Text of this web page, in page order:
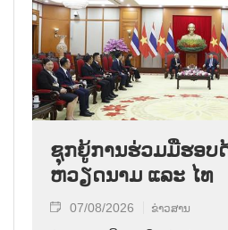
ຊຸກຍູ້ການຮ່ວມມືຮອບ
ຫວຽດນາມ ແລະ ໄທ
07/08/2026 ຂ່າວສານ